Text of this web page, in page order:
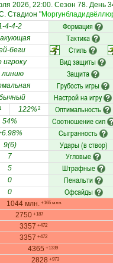
2026, 22:00. Сезон 78. День
Стадион "
4-4-2 Формация
Тактика
беги Стиль
игроку Вид защиты
линию Защита
Грубость игры
Настрой на игру
122%2 Оптимальность
54% Соотношение сил
Сыгранность
9(6) Удары (в створ)
7 Угловые
5 Штрафные
0 Пенальти
0 Офсайды
1044 млн. +165 млн.
2750 +187
3357 +472
3357 +472
4365 +1339
2828 +973